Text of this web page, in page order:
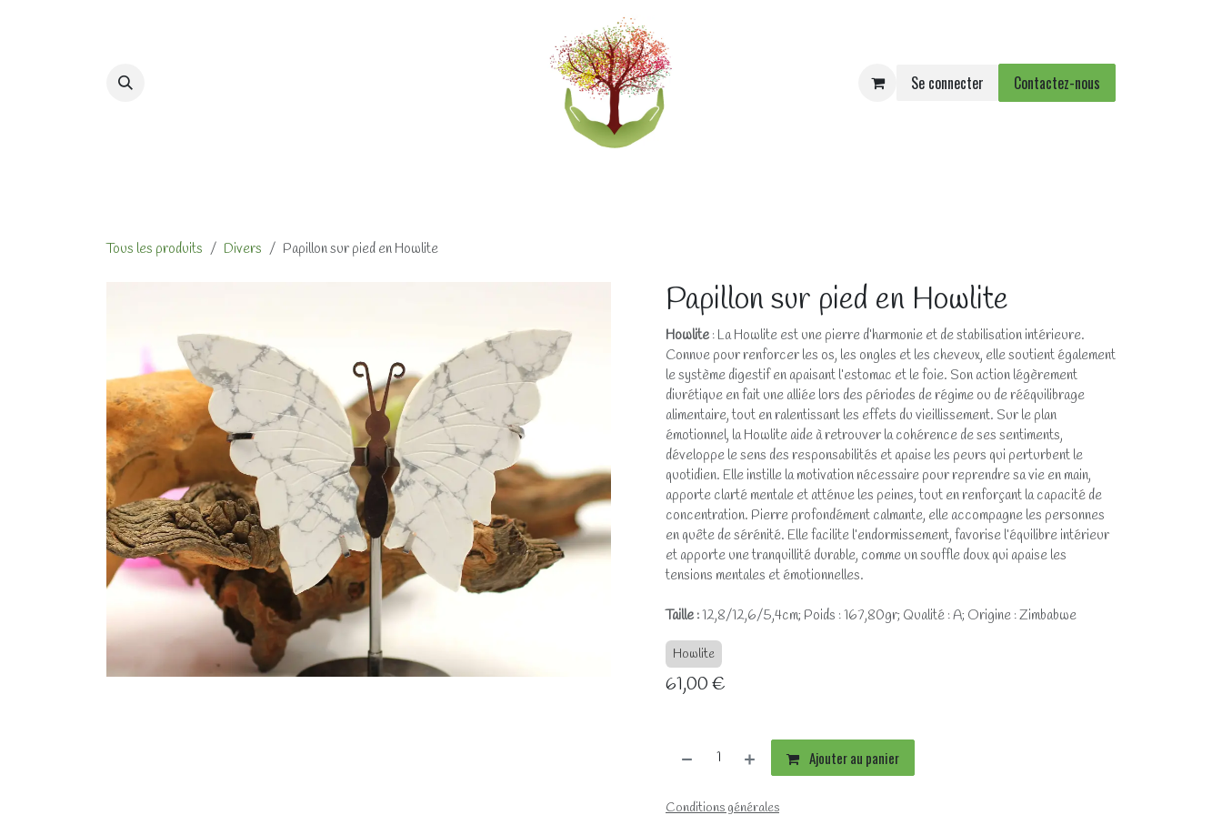
Se connecter Contactez-nous
Tous les produits Divers Papillon sur pied en Howlite
Papillon sur pied en Howlite
Howlite : La Howlite est une pierre d’harmonie et de stabilisation intérieure.
Connue pour renforcer les os, les ongles et les cheveux, elle soutient également
le système digestif en apaisant l’estomac et le foie. Son action légèrement
diurétique en fait une alliée lors des périodes de régime ou de rééquilibrage
alimentaire, tout en ralentissant les effets du vieillissement. Sur le plan
émotionnel, la Howlite aide à retrouver la cohérence de ses sentiments,
développe le sens des responsabilités et apaise les peurs qui perturbent le
quotidien. Elle instille la motivation nécessaire pour reprendre sa vie en main,
apporte clarté mentale et atténue les peines, tout en renforçant la capacité de
concentration. Pierre profondément calmante, elle accompagne les personnes
en quête de sérénité. Elle facilite l’endormissement, favorise l’équilibre intérieur
et apporte une tranquillité durable, comme un souffle doux qui apaise les
tensions mentales et émotionnelles.
Taille :12,8/12,6/5,4cm; Poids : 167,80gr; Qualité : A; Origine : Zimbabwe
Howlite
61,00€
Ajouter au panier
Conditions générales